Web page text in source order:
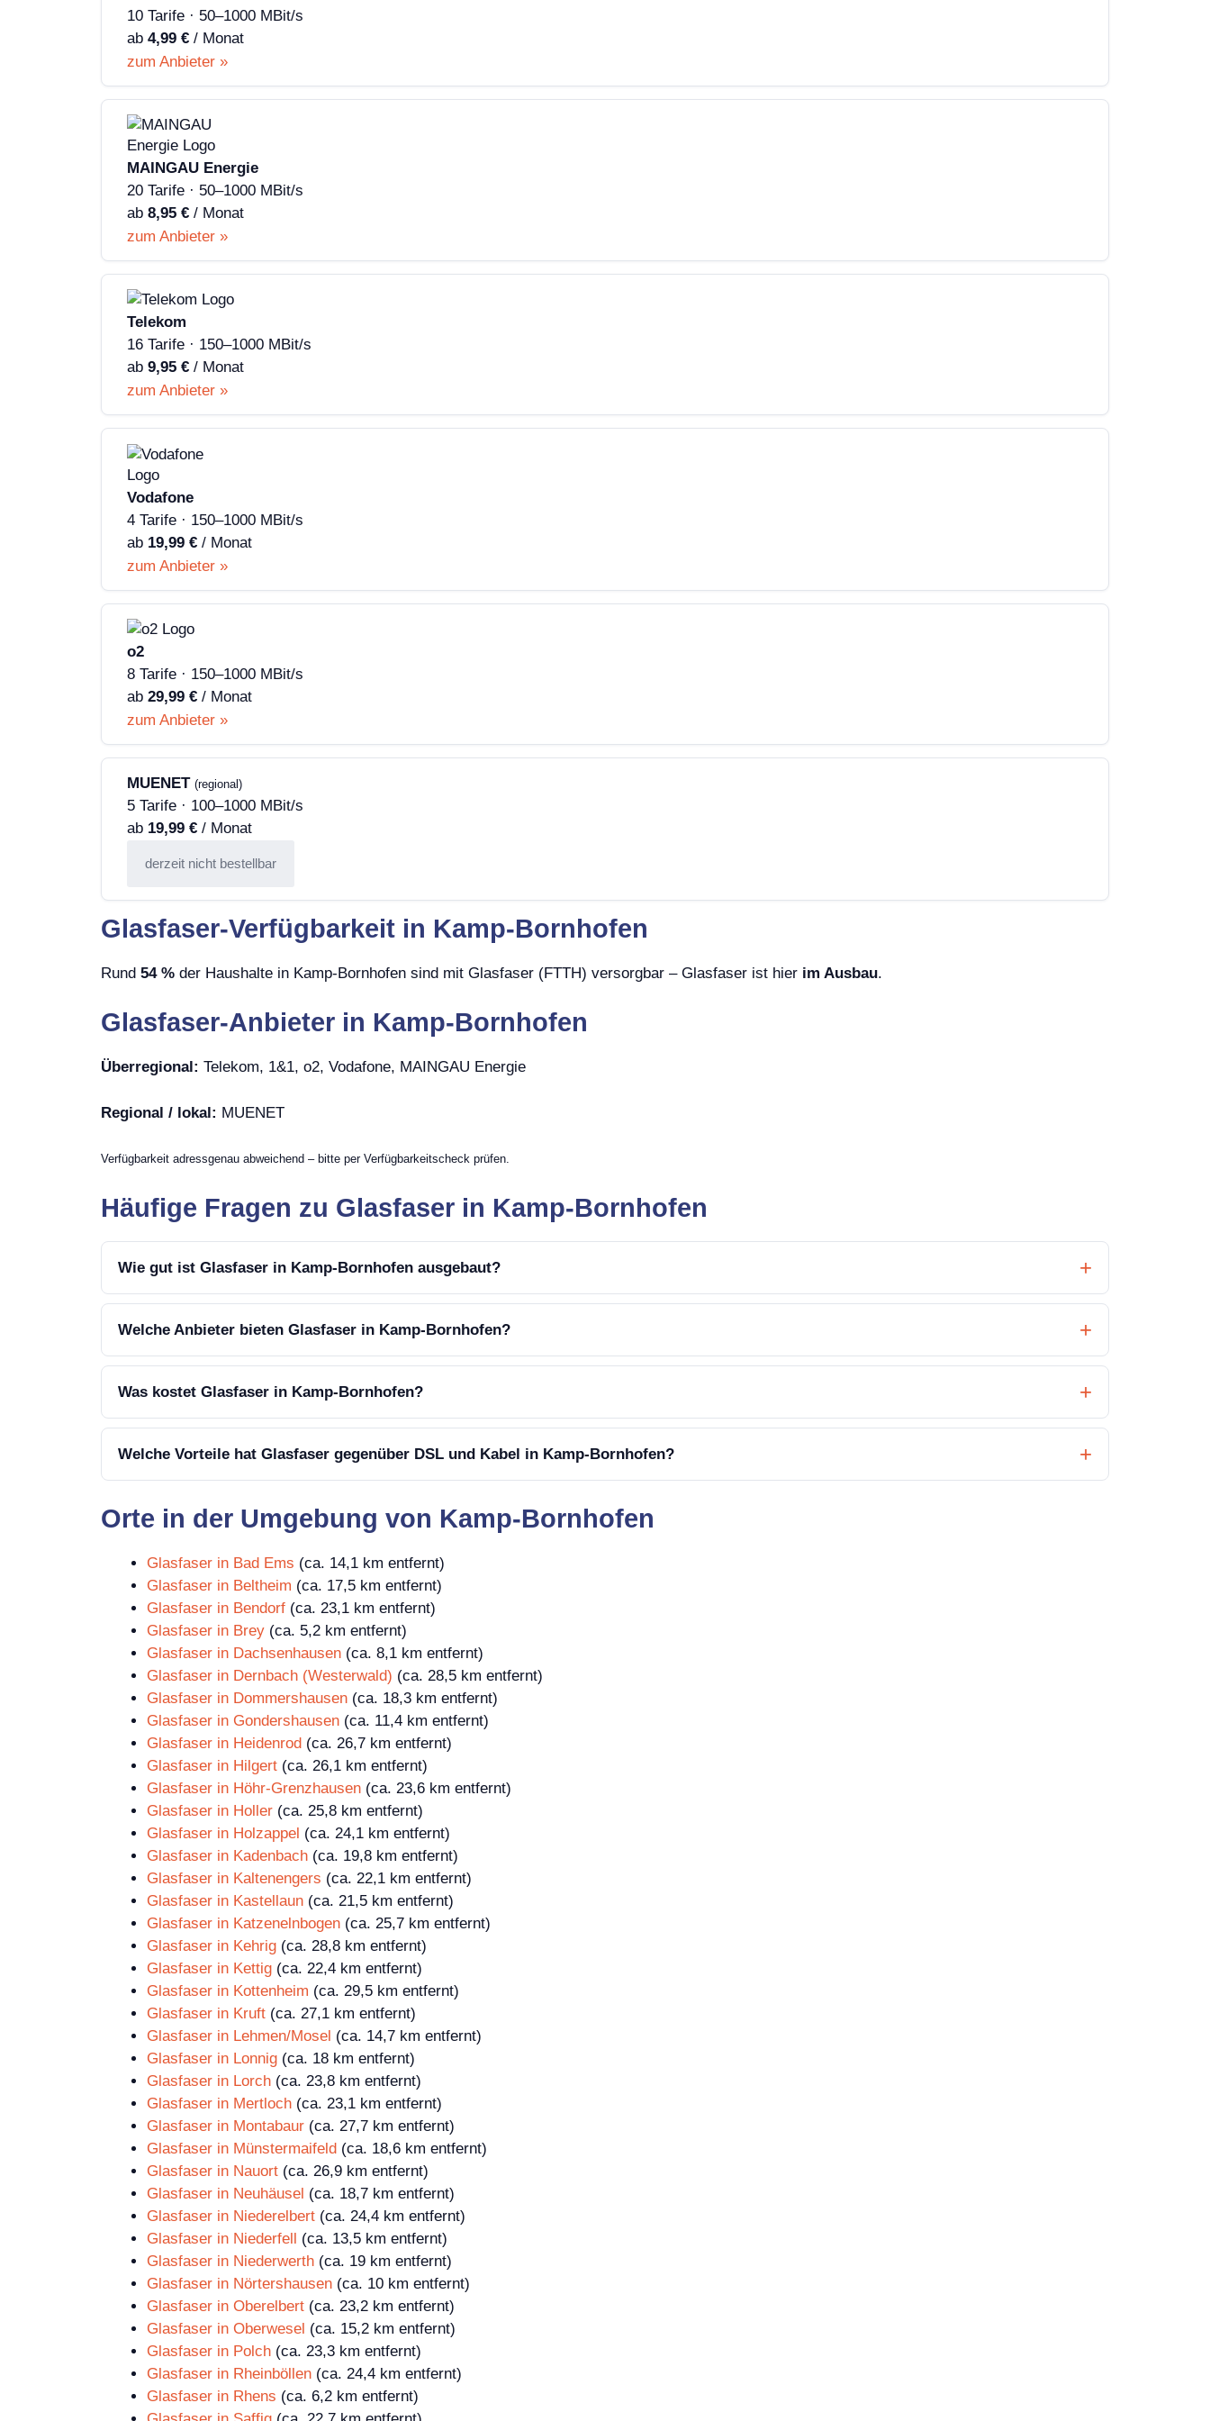
10 Tarife · 50–1000 MBit/s
ab 4,99 € / Monat
zum Anbieter »
MAINGAU Energie
20 Tarife · 50–1000 MBit/s
ab 8,95 € / Monat
zum Anbieter »
Telekom
16 Tarife · 150–1000 MBit/s
ab 9,95 € / Monat
zum Anbieter »
Vodafone
4 Tarife · 150–1000 MBit/s
ab 19,99 € / Monat
zum Anbieter »
o2
8 Tarife · 150–1000 MBit/s
ab 29,99 € / Monat
zum Anbieter »
MUENET (regional)
5 Tarife · 100–1000 MBit/s
ab 19,99 € / Monat
derzeit nicht bestellbar
Glasfaser-Verfügbarkeit in Kamp-Bornhofen
Rund 54 % der Haushalte in Kamp-Bornhofen sind mit Glasfaser (FTTH) versorgbar – Glasfaser ist hier im Ausbau.
Glasfaser-Anbieter in Kamp-Bornhofen
Überregional: Telekom, 1&1, o2, Vodafone, MAINGAU Energie
Regional / lokal: MUENET
Verfügbarkeit adressgenau abweichend – bitte per Verfügbarkeitscheck prüfen.
Häufige Fragen zu Glasfaser in Kamp-Bornhofen
Wie gut ist Glasfaser in Kamp-Bornhofen ausgebaut?
Welche Anbieter bieten Glasfaser in Kamp-Bornhofen?
Was kostet Glasfaser in Kamp-Bornhofen?
Welche Vorteile hat Glasfaser gegenüber DSL und Kabel in Kamp-Bornhofen?
Orte in der Umgebung von Kamp-Bornhofen
Glasfaser in Bad Ems (ca. 14,1 km entfernt)
Glasfaser in Beltheim (ca. 17,5 km entfernt)
Glasfaser in Bendorf (ca. 23,1 km entfernt)
Glasfaser in Brey (ca. 5,2 km entfernt)
Glasfaser in Dachsenhausen (ca. 8,1 km entfernt)
Glasfaser in Dernbach (Westerwald) (ca. 28,5 km entfernt)
Glasfaser in Dommershausen (ca. 18,3 km entfernt)
Glasfaser in Gondershausen (ca. 11,4 km entfernt)
Glasfaser in Heidenrod (ca. 26,7 km entfernt)
Glasfaser in Hilgert (ca. 26,1 km entfernt)
Glasfaser in Höhr-Grenzhausen (ca. 23,6 km entfernt)
Glasfaser in Holler (ca. 25,8 km entfernt)
Glasfaser in Holzappel (ca. 24,1 km entfernt)
Glasfaser in Kadenbach (ca. 19,8 km entfernt)
Glasfaser in Kaltenengers (ca. 22,1 km entfernt)
Glasfaser in Kastellaun (ca. 21,5 km entfernt)
Glasfaser in Katzenelnbogen (ca. 25,7 km entfernt)
Glasfaser in Kehrig (ca. 28,8 km entfernt)
Glasfaser in Kettig (ca. 22,4 km entfernt)
Glasfaser in Kottenheim (ca. 29,5 km entfernt)
Glasfaser in Kruft (ca. 27,1 km entfernt)
Glasfaser in Lehmen/Mosel (ca. 14,7 km entfernt)
Glasfaser in Lonnig (ca. 18 km entfernt)
Glasfaser in Lorch (ca. 23,8 km entfernt)
Glasfaser in Mertloch (ca. 23,1 km entfernt)
Glasfaser in Montabaur (ca. 27,7 km entfernt)
Glasfaser in Münstermaifeld (ca. 18,6 km entfernt)
Glasfaser in Nauort (ca. 26,9 km entfernt)
Glasfaser in Neuhäusel (ca. 18,7 km entfernt)
Glasfaser in Niederelbert (ca. 24,4 km entfernt)
Glasfaser in Niederfell
(ca. 13,5 km entfernt)
Glasfaser in Niederwerth (ca. 19 km entfernt)
Glasfaser in Nörtershausen (ca. 10 km entfernt)
Glasfaser in Oberelbert (ca. 23,2 km entfernt)
Glasfaser in Oberwesel (ca. 15,2 km entfernt)
Glasfaser in Polch (ca. 23,3 km entfernt)
Glasfaser in Rheinböllen (ca. 24,4 km entfernt)
Glasfaser in Rhens (ca. 6,2 km entfernt)